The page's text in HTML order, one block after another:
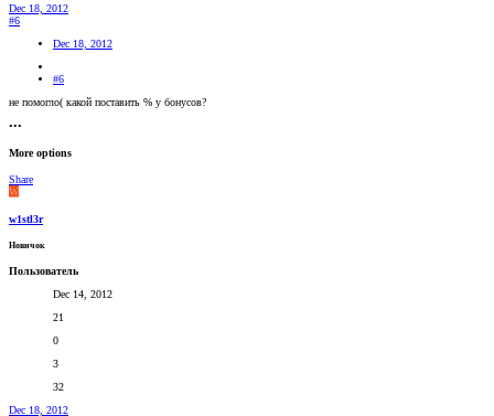
Dec 18, 2012
#6
Dec 18, 2012
#6
не помогло( какой поставить % у бонусов?
•••
More options
Share
W
w1stl3r
Новичок
Пользователь
Dec 14, 2012
21
0
3
32
Dec 18, 2012